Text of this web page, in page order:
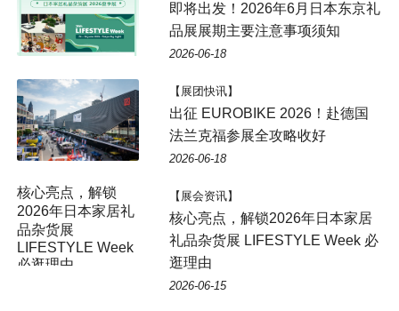
即将出发！2026年6月日本东京礼
品展展期主要注意事项须知
2026-06-18
【展团快讯】
出征 EUROBIKE 2026！赴德国
法兰克福参展全攻略收好
2026-06-18
核心亮点，解锁
2026年日本家居礼
品杂货展
LIFESTYLE Week
必逛理由
【展会资讯】
核心亮点，解锁2026年日本家居
礼品杂货展 LIFESTYLE Week 必
逛理由
2026-06-15